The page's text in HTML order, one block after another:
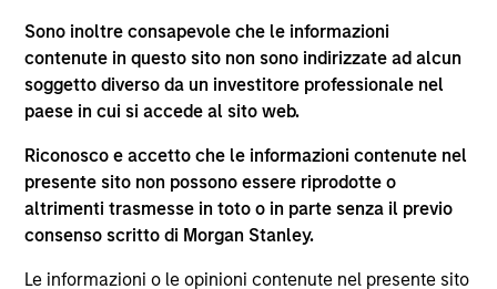
Sono inoltre consapevole che le informazioni
contenute in questo sito non sono indirizzate ad alcun
soggetto diverso da un investitore professionale nel
paese in cui si accede al sito web.
Riconosco e accetto che le informazioni contenute nel
presente sito non possono essere riprodotte o
altrimenti trasmesse in toto o in parte senza il previo
consenso scritto di Morgan Stanley.
Le informazioni o le opinioni contenute nel presente sito
University.
Approfondimenti correlati